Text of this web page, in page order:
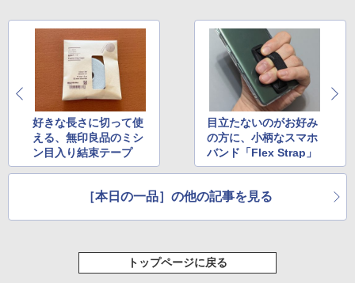
好きな長さに切って使
える、無印良品のミシ
ン目入り結束テープ
目立たないのがお好み
の方に、小柄なスマホ
バンド「Flex Strap」
［本日の一品］の他の記事を見る
トップページに戻る